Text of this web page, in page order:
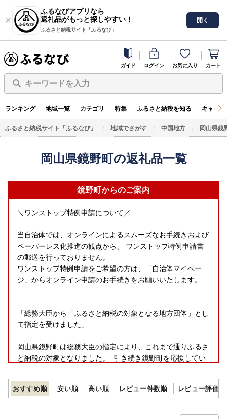
ふるなびアプリなら
返礼品がもっと探しやすい！
ふるさと納税サイト「ふるなび」
開く
ガイド ログイン お気に入り カート
キーワードを入力
ランキング 地域一覧 カテゴリ 特集 ふるさと納税を知る キャン
ふるさと納税サイト「ふるなび」 地域でさがす 中国地方 岡山県鏡
岡山県鏡野町の返礼品一覧
鏡野町からのご案内
＼ワンストップ特例申請について／
当自治体では、オンラインによるスムーズなお手続きおよび
ペーパーレス化推進の観点から、 ワンストップ特例申請書
の郵送を行っておりません。
ワンストップ特例申請をご希望の方は、「自治体マイペー
ジ」からオンライン申請のお手続きをお願いいたします。
「総務大臣から「ふるさと納税の対象となる地方団体」とし
て指定を受けました」
岡山県鏡野町は総務大臣の指定により、これまで通りふるさ
と納税の対象となりました。 引き続き鏡野町を応援してい
指定対象期間：令和7年10月1日から令和8年9月30日
おすすめ順 安い順 高い順 レビュー件数順 レビュー評価順